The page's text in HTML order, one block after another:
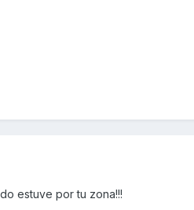
estuve por tu zona!!!